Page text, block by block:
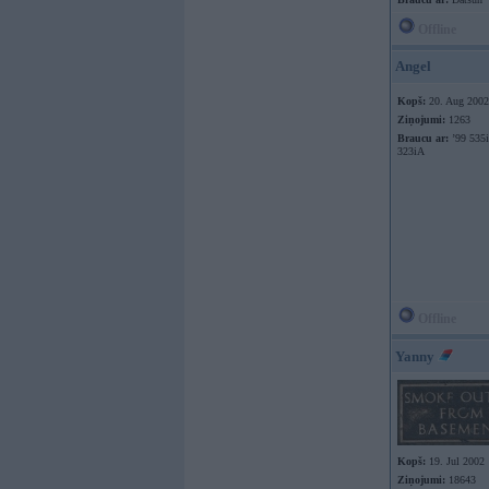
Angel
Kopš: 20. Aug 2002
Ziņojumi: 1263
Braucu ar: ’99
323iA
Yanny
Kopš: 19. Jul 2002
Ziņojumi: 18643